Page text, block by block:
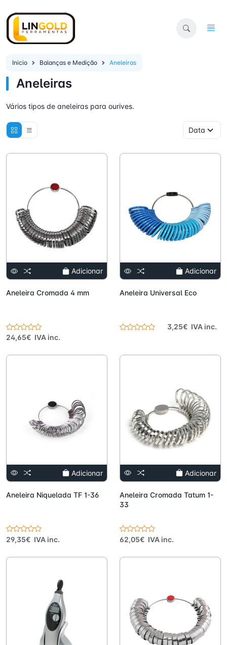
Inicio Balanças e Medição Aneleiras
Aneleiras
Vários tipos de aneleiras para ourives.
Adicionar
Aneleira Cromada 4 mm
24,65€ IVA inc.
Adicionar
Aneleira Universal Eco
3,25€ IVA inc.
Adicionar
Aneleira Niquelada TF 1-36
29,35€ IVA inc.
Adicionar
Aneleira Cromada Tatum 1-
33
62,05€ IVA inc.